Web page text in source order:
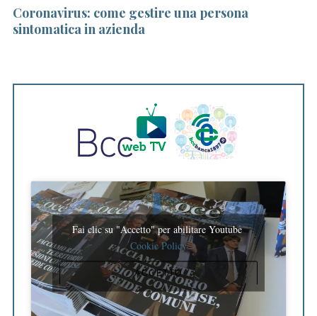
Coronavirus: come gestire una persona
sintomatica in azienda
Fai clic su "Accetto" per abilitare Youtube
Cookie Policy
ACCETTO